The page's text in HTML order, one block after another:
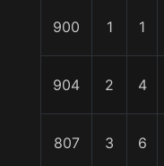
900 1 1
904 2 4
807 3 6